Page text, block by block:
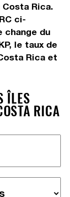
Rica.
ci-
change du
le taux de
Rica et
ÎLES
RICA